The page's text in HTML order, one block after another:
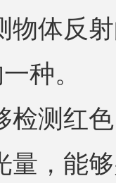
物体反
种。
检测红
量，能